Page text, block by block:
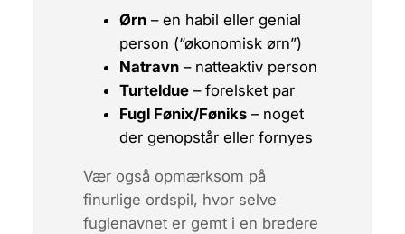
Ørn– en habil eller genial
person (“økonomisk ørn”)
Natravn– natte­aktiv person
Turteldue– forelsket par
Fugl Fønix/Føniks– noget
der genopstår eller fornyes
Vær også opmærksom på
finurlige ordspil, hvor selve
fugle­navnet er gemt i en bredere